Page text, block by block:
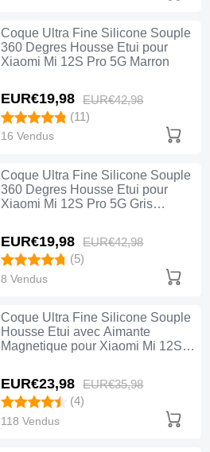
Coque Ultra Fine Silicone Souple
360 Degres Housse Etui pour
Xiaomi Mi 12S Pro 5G Marron
EUR€19,98 EUR€42,98
(11)
16 Vendus
Coque Ultra Fine Silicone Souple
360 Degres Housse Etui pour
Xiaomi Mi 12S Pro 5G Gris
EUR€19,98 EUR€42,98
(5)
8 Vendus
Coque Ultra Fine Silicone Souple
Housse Etui avec Aimante
Magnetique pour Xiaomi Mi 12S
EUR€23,98 EUR€35,98
(4)
118 Vendus